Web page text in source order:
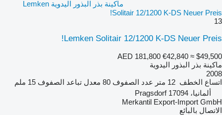
ماكينة بذر البذور اليدوية Lemken
Solitair 12/1200 K-DS Neuer Preis!
13
Lemken Solitair 12/1200 K-DS Neuer Preis!
AED 181,800 €42,840 ≈ $49,500
ماكينة بذر البذور اليدوية
2008
اتساع الخطف 12 متر عدد الصفوف 80 معدل تباعد الصفوف 15 ملم
ألمانيا، 17094 Pragsdorf
Merkantil Export-Import GmbH
الاتصال بالبائع